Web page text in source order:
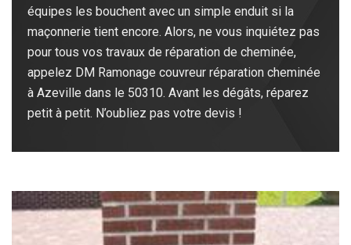
équipes les bouchent avec un simple enduit si la
maçonnerie tient encore. Alors, ne vous inquiétez pas
pour tous vos travaux de réparation de cheminée,
appelez DM Ramonage couvreur réparation cheminée
à Azeville dans le 50310. Avant les dégâts, réparez
petit à petit. N’oubliez pas votre devis !